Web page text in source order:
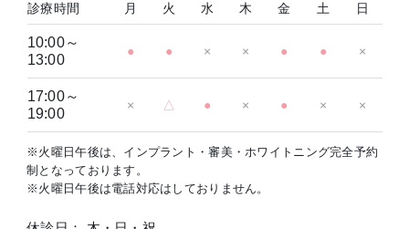
診療時間 月 火 水 木 金 土 日
10:00～
13:00
● ● × × ● ● ×
17:00～
19:00
× △ ● × ● × ×
※火曜日午後は、インプラント・審美・ホワイトニング完全予約
制となっております。
※火曜日午後は電話対応はしておりません。